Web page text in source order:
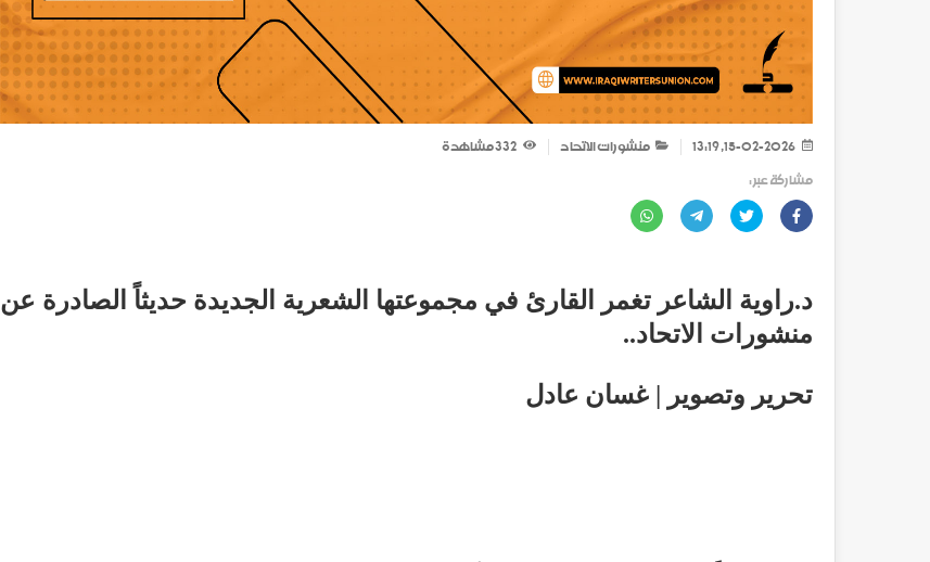
منشورات الاتحاد 332
مشاهدة
مشاركة عبر :
د.راوية الشاعر تغمر القارئ في مجموعتها الشعرية الجديدة حديثاً الصادرة عن
منشورات الاتحاد..
تحرير وتصوير | غسان عادل